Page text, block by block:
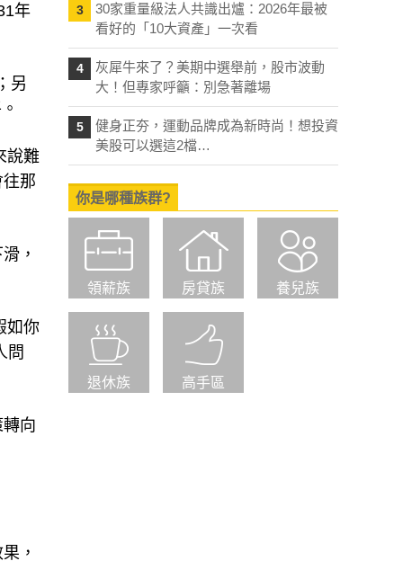
年
另
說難
那
，
如你
問
向
，
3
30家重量級法人共識出爐：2026年最被
看好的「10大資產」一次看
4
灰犀牛來了？美期中選舉前，股市波動
大！但專家呼籲：別急著離場
5
健身正夯，運動品牌成為新時尚！想投資
美股可以選這2檔…
你是哪種族群?
領薪族 房貸族 養兒族
退休族 高手區